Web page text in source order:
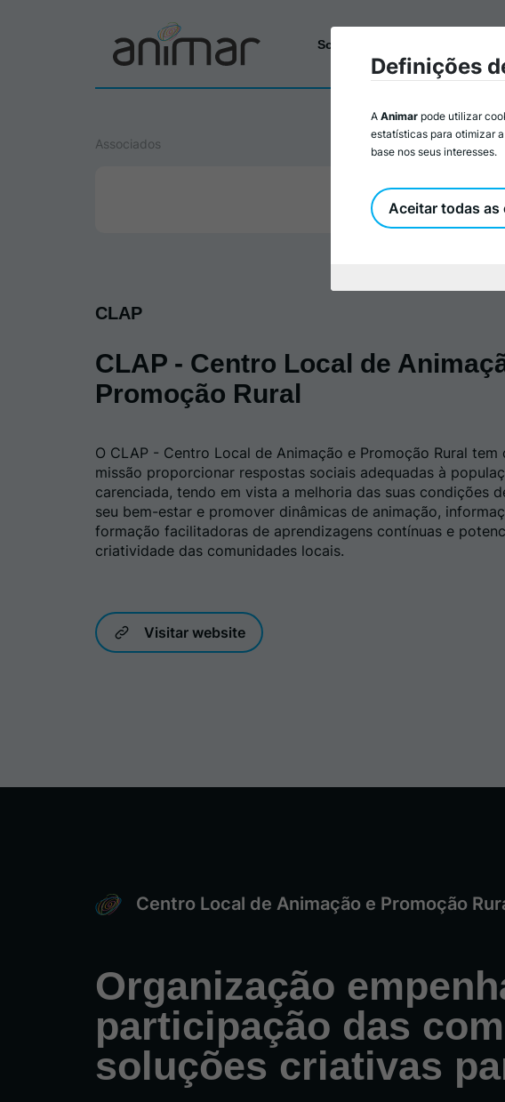
Sobre a Animar
Associados
CLAP
CLAP - Centro Local de
Promoção Rural
O CLAP - Centro Local de Animação e Promoção Rural tem
missão proporcionar respostas sociais adequadas à
carenciada, tendo em vista a melhoria das suas condições
seu bem-estar e promover dinâmicas de animação,
formação facilitadoras de aprendizagens contínuas e
criatividade das comunidades locais.
Visitar website
Centro Local de Animação e Promoção
Organização
participação das
soluções criativas
Definições
A Animar pode utilizar
estatísticas para otimizar
base nos seus interesses.
Aceitar todas as